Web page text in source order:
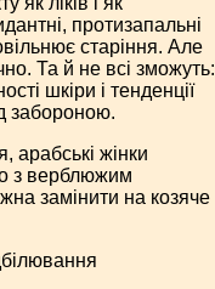
протизапальні
старіння. Але
Та й не всі зможуть:
шкіри і тенденції
забороною.
арабські жінки
з верблюжим
замінити на козяче